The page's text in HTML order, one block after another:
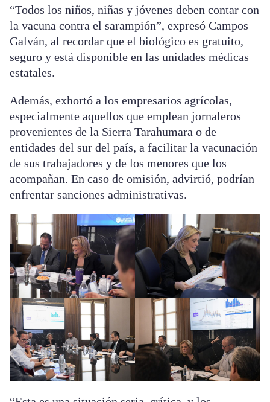
“Todos los niños, niñas y jóvenes deben contar con
la vacuna contra el sarampión”, expresó Campos
Galván, al recordar que el biológico es gratuito,
seguro y está disponible en las unidades médicas
estatales.
Además, exhortó a los empresarios agrícolas,
especialmente aquellos que emplean jornaleros
provenientes de la Sierra Tarahumara o de
entidades del sur del país, a facilitar la vacunación
de sus trabajadores y de los menores que los
acompañan. En caso de omisión, advirtió, podrían
enfrentar sanciones administrativas.